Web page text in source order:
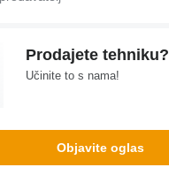
Prodajete tehniku?
Učinite to s nama!
Objavite oglas